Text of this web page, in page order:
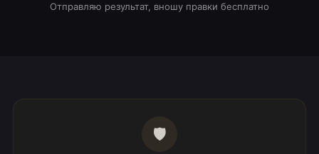
Отправляю результат, вношу правки бесплатно
🛡️